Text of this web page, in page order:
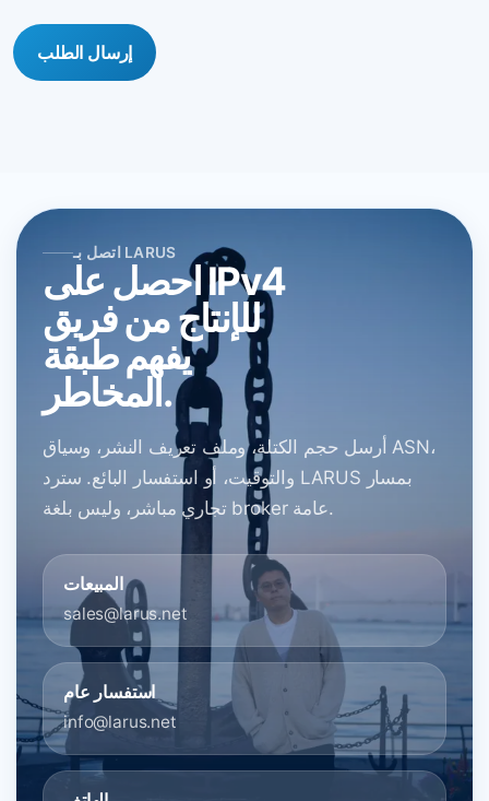
إرسال الطلب
اتصل بـ LARUS
احصل على IPv4
للإنتاج من فريق
يفهم طبقة
المخاطر.
أرسل حجم الكتلة، وملف تعريف النشر، وسياق ASN،
والتوقيت، أو استفسار البائع. سترد LARUS بمسار
تجاري مباشر، وليس بلغة broker عامة.
المبيعات
sales@larus.net
استفسار عام
info@larus.net